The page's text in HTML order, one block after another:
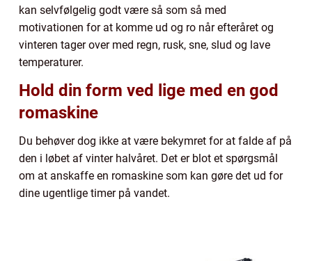
kan selvfølgelig godt være så som så med
motivationen for at komme ud og ro når efteråret og
vinteren tager over med regn, rusk, sne, slud og lave
temperaturer.
Hold din form ved lige med en god
romaskine
Du behøver dog ikke at være bekymret for at falde af på
den i løbet af vinter halvåret. Det er blot et spørgsmål
om at anskaffe en romaskine som kan gøre det ud for
dine ugentlige timer på vandet.